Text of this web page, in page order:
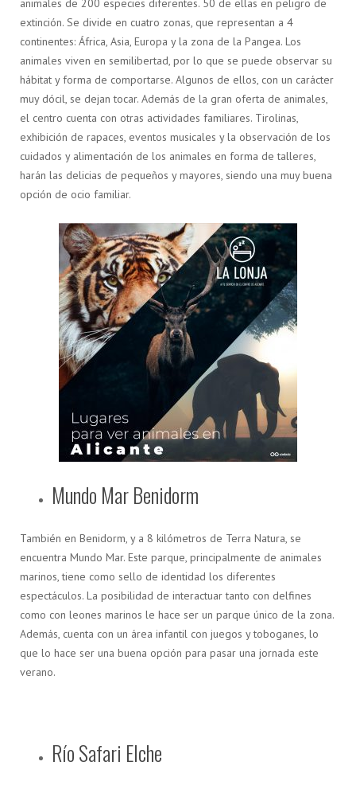
animales de 200 especies diferentes. 50 de ellas en peligro de
extinción. Se divide en cuatro zonas, que representan a 4
continentes: África, Asia, Europa y la zona de la Pangea. Los
animales viven en semilibertad, por lo que se puede observar su
hábitat y forma de comportarse. Algunos de ellos, con un carácter
muy dócil, se dejan tocar. Además de la gran oferta de animales,
el centro cuenta con otras actividades familiares. Tirolinas,
exhibición de rapaces, eventos musicales y la observación de los
cuidados y alimentación de los animales en forma de talleres,
harán las delicias de pequeños y mayores, siendo una muy buena
opción de ocio familiar.
Mundo Mar Benidorm
También en Benidorm, y a 8 kilómetros de Terra Natura, se
encuentra Mundo Mar. Este parque, principalmente de animales
marinos, tiene como sello de identidad los diferentes
espectáculos. La posibilidad de interactuar tanto con delfines
como con leones marinos le hace ser un parque único de la zona.
Además, cuenta con un área infantil con juegos y toboganes, lo
que lo hace ser una buena opción para pasar una jornada este
verano.
Río Safari Elche